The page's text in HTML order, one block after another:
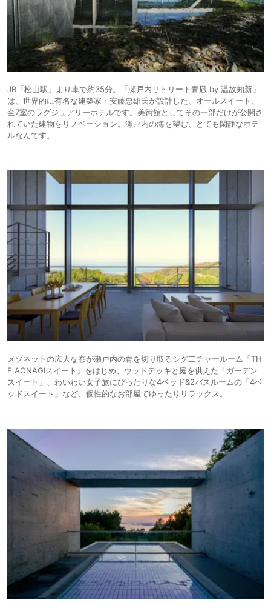
JR「松山駅」より車で約35分。「瀬戸内リトリート青凪 by 温故知新」
は、世界的に有名な建築家・安藤忠雄氏が設計した、オールスイート、
全7室のラグジュアリーホテルです。美術館としてその一部だけが公開さ
れていた建物をリノベーション。瀬戸内の海を望む、とても閑静なホテ
ルなんです。
メゾネットの広大な窓が瀬戸内の青を切り取るシグ二チャールーム「TH
E AONAGIスイート」をはじめ、ウッドデッキと庭を供えた「ガーデン
スイート」、わいわい女子旅にぴったりな4ベッド&2バスルームの「4ベ
ッドスイート」など、個性的なお部屋でゆったりリラックス。